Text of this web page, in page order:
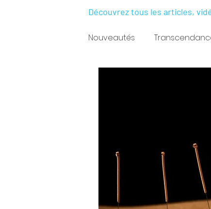
Découvrez tous les articles,
Nouveautés